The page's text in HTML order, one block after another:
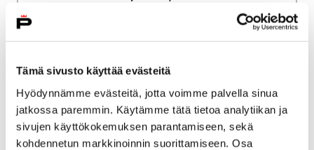
Tämä sivusto käyttää evästeitä
Hyödynnämme evästeitä, jotta voimme palvella sinua
jatkossa paremmin. Käytämme tätä tietoa analytiikan ja
sivujen käyttökokemuksen parantamiseen, sekä
kohdennetun markkinoinnin suorittamiseen. Osa
täyskustannushinnat
Perusturvan vieraskunta-
ja täyskustannushinnat